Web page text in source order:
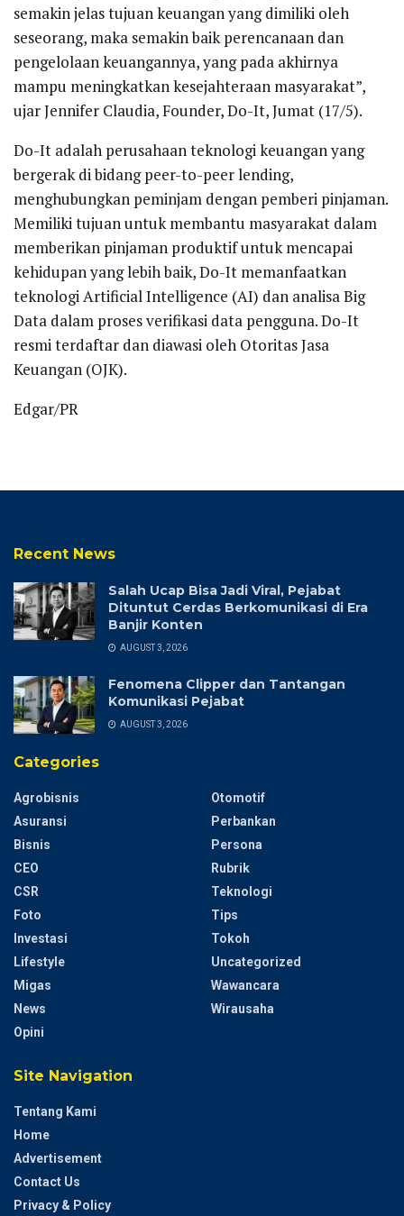
semakin jelas tujuan keuangan yang dimiliki oleh
seseorang, maka semakin baik perencanaan dan
pengelolaan keuangannya, yang pada akhirnya
mampu meningkatkan kesejahteraan masyarakat”,
ujar Jennifer Claudia, Founder, Do-It, Jumat (17/5).
Do-It adalah perusahaan teknologi keuangan yang
bergerak di bidang peer-to-peer lending,
menghubungkan peminjam dengan pemberi pinjaman.
Memiliki tujuan untuk membantu masyarakat dalam
memberikan pinjaman produktif untuk mencapai
kehidupan yang lebih baik, Do-It memanfaatkan
teknologi Artificial Intelligence (AI) dan analisa Big
Data dalam proses verifikasi data pengguna. Do-It
resmi terdaftar dan diawasi oleh Otoritas Jasa
Keuangan (OJK).
Edgar/PR
Recent News
Salah Ucap Bisa Jadi Viral, Pejabat
Dituntut Cerdas Berkomunikasi di Era
Banjir Konten
AUGUST 3, 2026
Fenomena Clipper dan Tantangan
Komunikasi Pejabat
AUGUST 3, 2026
Categories
Agrobisnis
Asuransi
Bisnis
CEO
CSR
Foto
Investasi
Lifestyle
Migas
News
Opini
Otomotif
Perbankan
Persona
Rubrik
Teknologi
Tips
Tokoh
Uncategorized
Wawancara
Wirausaha
Site Navigation
Tentang Kami
Home
Advertisement
Contact Us
Privacy & Policy